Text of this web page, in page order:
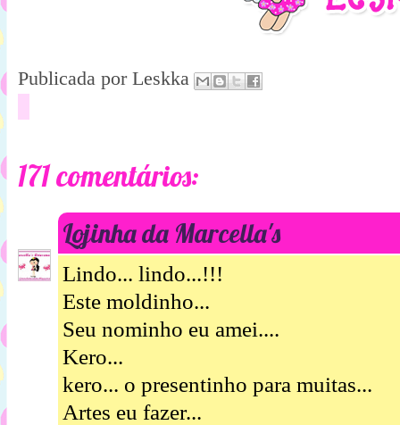
Publicada por Leskka
171 comentários:
Lojinha da Marcella's
Lindo... lindo...!!!
Este moldinho...
Seu nominho eu amei....
Kero...
kero... o presentinho para muitas...
Artes eu fazer...